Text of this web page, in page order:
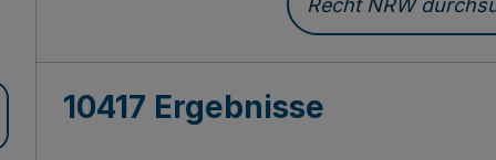
Recht NRW
10417 Ergebnisse